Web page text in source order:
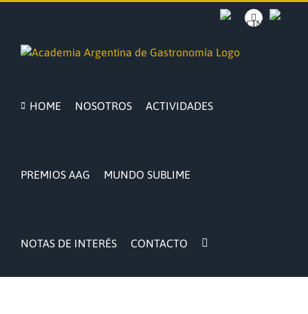
BACOCINA
Facebook
HOME NOSOTROS ACTIVIDADES
PREMIOS AAG MUNDO SUBLIME
NOTAS DE INTERÉS CONTACTO